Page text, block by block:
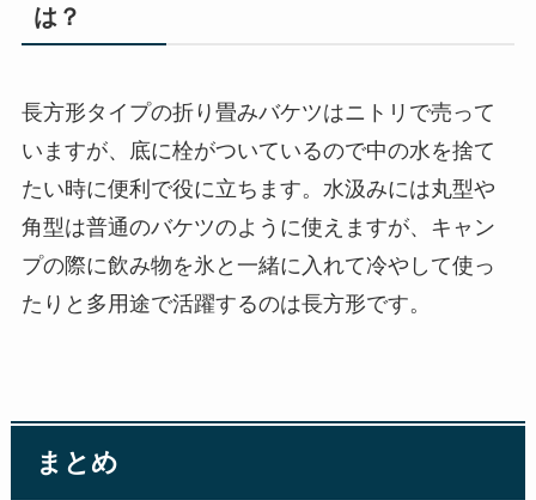
は？
長方形タイプの折り畳みバケツはニトリで売って
いますが、底に栓がついているので中の水を捨て
たい時に便利で役に立ちます。水汲みには丸型や
角型は普通のバケツのように使えますが、キャン
プの際に飲み物を氷と一緒に入れて冷やして使っ
たりと多用途で活躍するのは長方形です。
まとめ